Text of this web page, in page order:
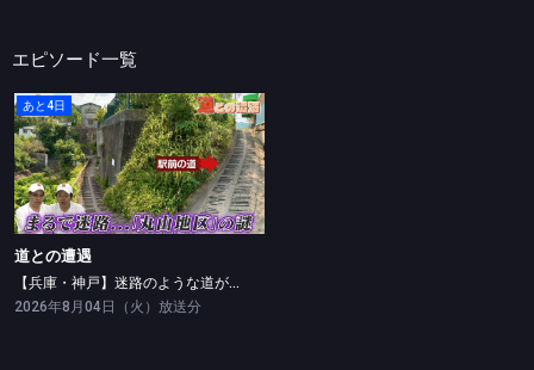
エピソード一覧
あと4日
道との遭遇
【兵庫・神戸】迷路のような道が誕生した「丸山地区」の謎に迫る
道との遭遇
【兵庫・神戸】迷路のような道が誕生した「丸山地区」の謎に迫る
2026年8月04日（火）放送分